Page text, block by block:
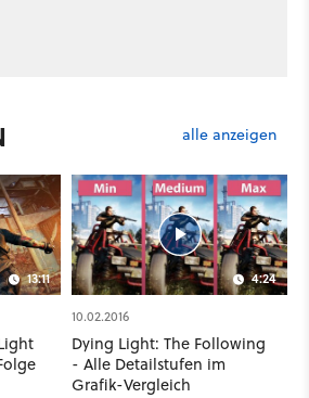
alle anzeigen
13:11 4:24
10.02.2016
Dying Light: The Following
- Alle Detailstufen im
Grafik-Vergleich